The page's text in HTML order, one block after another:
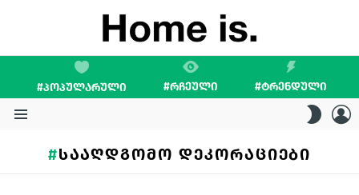
#ᲞᲝᲞᲣᲚᲐᲠᲣᲚᲘ #ᲠᲩᲔᲣᲚᲘ #ᲢᲠᲔᲜᲓᲣᲚᲘ
SKIN
ᲡᲐᲐᲦᲓᲒᲝᲛᲝ ᲓᲔᲙᲝᲠᲐᲪᲘᲔᲑᲘ